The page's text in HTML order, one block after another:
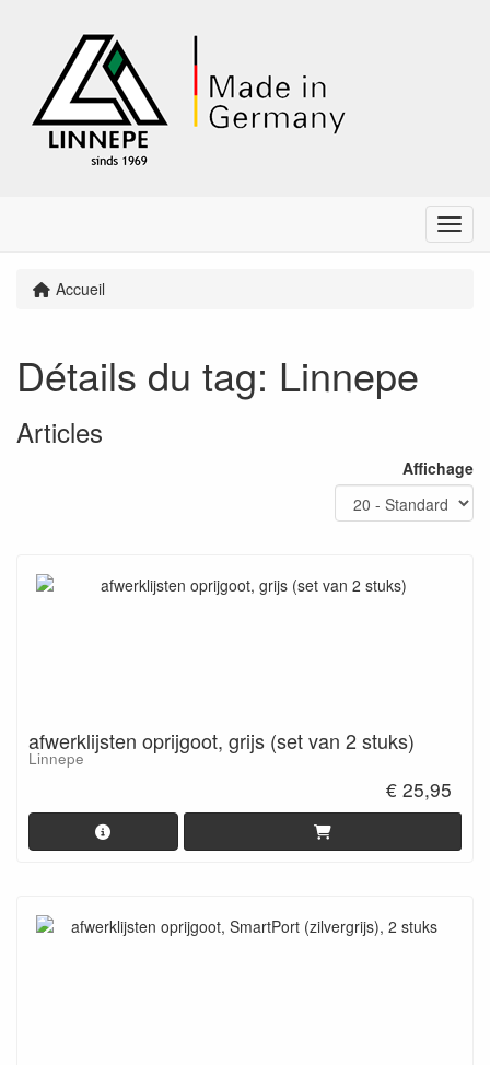
Menu
Accueil
Détails du tag: Linnepe
Articles
Affichage
afwerklijsten oprijgoot, grijs (set van 2 stuks)
Linnepe
€ 25,95